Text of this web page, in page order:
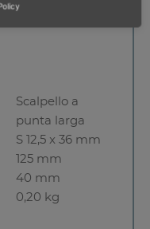
Scalpello a
punta larga
S 12,5 x 36 mm
125 mm
40 mm
0,20 kg